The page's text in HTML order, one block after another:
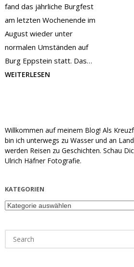
fand das jährliche Burgfest
am letzten Wochenende im
August wieder unter
normalen Umständen auf
Burg Eppstein statt. Das…
WEITERLESEN
Willkommen auf meinem Blog! Als
bin ich unterwegs zu Wasser und an
werden Reisen zu Geschichten. Schau
Ulrich Häfner Fotografie.
KATEGORIEN
Kategorien
for: